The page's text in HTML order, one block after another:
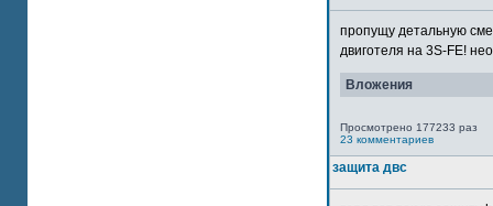
пропущу детальную
двиготеля на 3S-FE!
Вложения
Просмотрено 177233 раз
23 комментариев
защита двс